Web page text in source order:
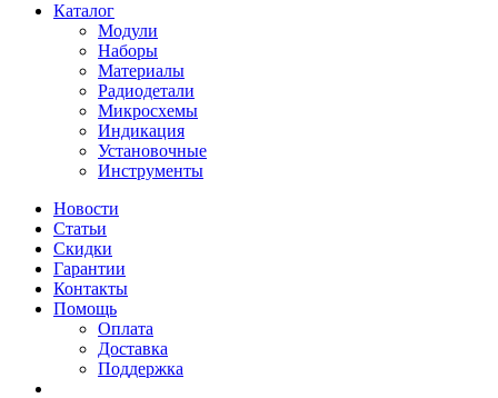
Каталог
Модули
Наборы
Материалы
Радиодетали
Микросхемы
Индикация
Установочные
Инструменты
Новости
Статьи
Скидки
Гарантии
Контакты
Помощь
Оплата
Доставка
Поддержка